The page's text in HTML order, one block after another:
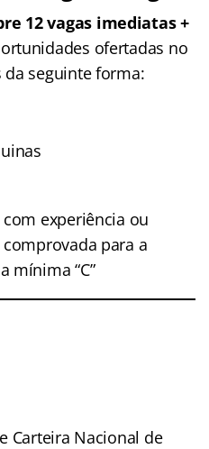
12 vagas imediatas +
ofertadas no
seguinte forma:
experiência ou
para a
mínima “C”
Carteira Nacional de